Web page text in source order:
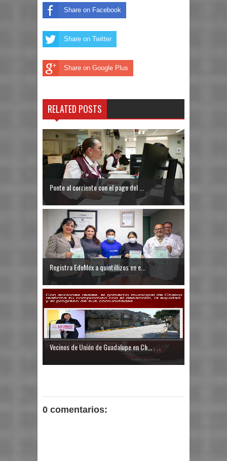
Share on Facebook
Share on Twitter
Share on Google Plus
RELATED POSTS
Ponte al corriente con el pago del ...
Registra EdoMéx a quintillizos en e...
Vecinos de Unión de Guadalupe en Ch...
0 comentarios: